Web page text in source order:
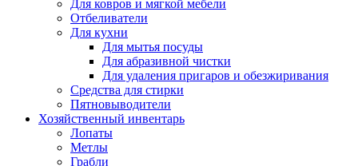
Для ковров и мягкой мебели
Отбеливатели
Для кухни
Для мытья посуды
Для абразивной чистки
Для удаления пригаров и обезжиривания
Средства для стирки
Пятновыводители
Хозяйственный инвентарь
Лопаты
Метлы
Грабли